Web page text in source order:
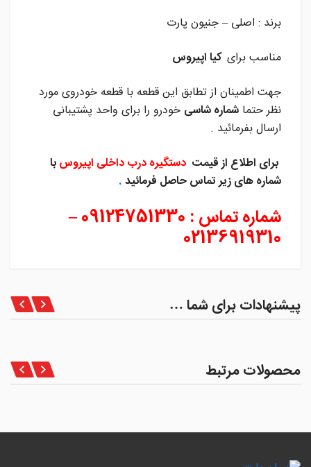
برند : اصلی – جنیون پارت
مناسب برای کیا اپیروس
جهت اطمینان از تطابق این قطعه با قطعه خودروی مورد
نظر حتما شماره شاسی خودرو را برای واحد پشتیبانی
ارسال بفرمائید .
برای اطلاع از قیمت دستگیره درب داخلی اپیروسبا
شماره های زیر تماس حاصل فرمائید.
شماره تماس :
09124751330 –
02136919310
پیشنهادات برای شما …
محصولات مرتبط